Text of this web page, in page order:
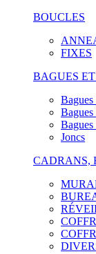
BOUCLES
FIXES
BAGUES ET
Bagues
Bagues
Joncs
CADRANS,